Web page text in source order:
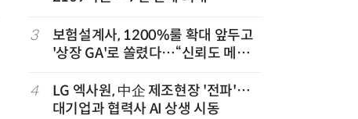
3
보험설계사, 1200%룰 확대 앞두고
'상장 GA'로 쏠렸다…“신뢰도 메리
4
LG 엑사원, 中企 제조현장 '전파'…
대기업과 협력사 AI 상생 시동